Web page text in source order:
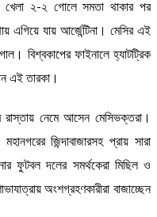
খেলা ২-২ গোলে সমতা থাকার পর
এগিয়ে যায় আর্জেন্টিনা। মেসির এই
বিশ্বকাপের ফাইনালে হ্যাটট্রিক
এই তারকা।
রাস্তায় নেমে আসেন মেসিভক্তরা।
জিন্দাবাজারসহ প্রায় সারা
ফুটবল দলের সমর্থকেরা মিছিল ও
অংশগ্রহণকারীরা বাজাচ্ছেন